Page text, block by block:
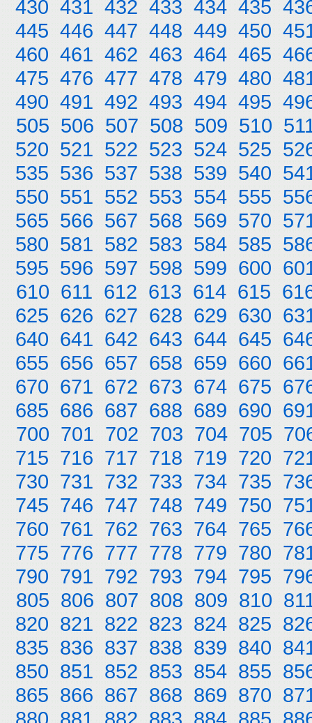
430 431 432 433 434 435
445 446 447 448 449 450
460 461 462 463 464 465
475 476 477 478 479 480
490 491 492 493 494 495
505 506 507 508 509 510
520 521 522 523 524 525
535 536 537 538 539 540
550 551 552 553 554 555
565 566 567 568 569 570
580 581 582 583 584 585
595 596 597 598 599 600
610 611 612 613 614 615
625 626 627 628 629 630
640 641 642 643 644 645
655 656 657 658 659 660
670 671 672 673 674 675
685 686 687 688 689 690
700 701 702 703 704 705
715 716 717 718 719 720
730 731 732 733 734 735
745 746 747 748 749 750
760 761 762 763 764 765
775 776 777 778 779 780
790 791 792 793 794 795
805 806 807 808 809 810
820 821 822 823 824 825
835 836 837 838 839 840
850 851 852 853 854 855
865 866 867 868 869 870